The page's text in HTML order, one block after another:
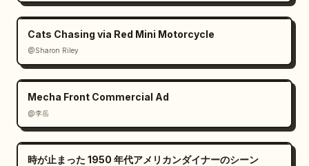
Cats Chasing via Red Mini Motorcycle
@Sharon Riley
Mecha Front Commercial Ad
@李岳
時が止まった 1950 年代アメリカンダイナーのシーン